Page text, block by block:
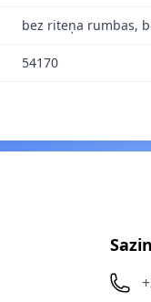
bez riteņa rumbas,
54170